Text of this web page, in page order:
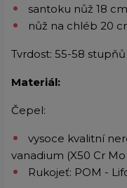
santoku nůž 18
nůž na chléb 20
Tvrdost: 55-58
Materiál:
Čepel:
vysoce kvalitní
vanadium (X50 Cr Mo
Rukojeť: POM -